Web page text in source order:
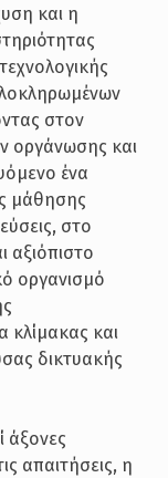
και η
στον
οργάνωσης και
ένα
μάθησης
στο
αξιόπιστο
οργανισμό
κλίμακας και
δικτυακής
άξονες
απαιτήσεις, η